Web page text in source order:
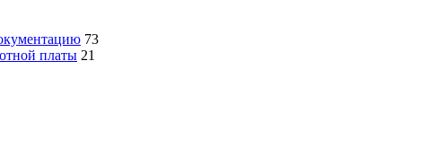
73
платы 21